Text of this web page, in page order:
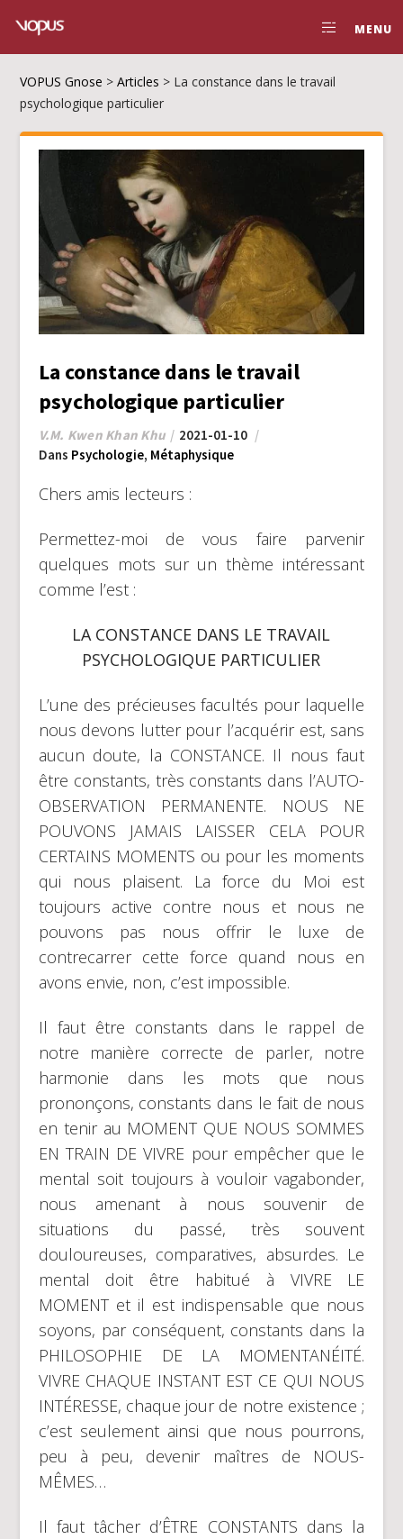
MENU
VOPUS Gnose >Articles > La constance dans le travail
psychologique particulier
La constance dans le travail
psychologique particulier
V.M. Kwen Khan Khu
2021-01-10
Dans Psychologie, Métaphysique
Chers amis lecteurs :
Permettez-moi de vous faire parvenir
quelques mots sur un thème intéressant
comme l’est :
LA CONSTANCE DANS LE TRAVAIL
PSYCHOLOGIQUE PARTICULIER
L’une des précieuses facultés pour laquelle
nous devons lutter pour l’acquérir est, sans
aucun doute, la CONSTANCE. Il nous faut
être constants, très constants dans l’AUTO-
OBSERVATION PERMANENTE. NOUS NE
POUVONS JAMAIS LAISSER CELA POUR
CERTAINS MOMENTS ou pour les moments
qui nous plaisent. La force du Moi est
toujours active contre nous et nous ne
pouvons pas nous offrir le luxe de
contrecarrer cette force quand nous en
avons envie, non, c’est impossible.
Il faut être constants dans le rappel de
notre manière correcte de parler, notre
harmonie dans les mots que nous
prononçons, constants dans le fait de nous
en tenir au MOMENT QUE NOUS SOMMES
EN TRAIN DE VIVRE pour empêcher que le
mental soit toujours à vouloir vagabonder,
nous amenant à nous souvenir de
situations du passé, très souvent
douloureuses, comparatives, absurdes. Le
mental doit être habitué à VIVRE LE
MOMENT et il est indispensable que nous
soyons, par conséquent, constants dans la
PHILOSOPHIE DE LA MOMENTANÉITÉ.
VIVRE CHAQUE INSTANT EST CE QUI NOUS
INTÉRESSE, chaque jour de notre existence ;
c’est seulement ainsi que nous pourrons,
peu à peu, devenir maîtres de NOUS-
MÊMES…
Il faut tâcher d’ÊTRE CONSTANTS dans la